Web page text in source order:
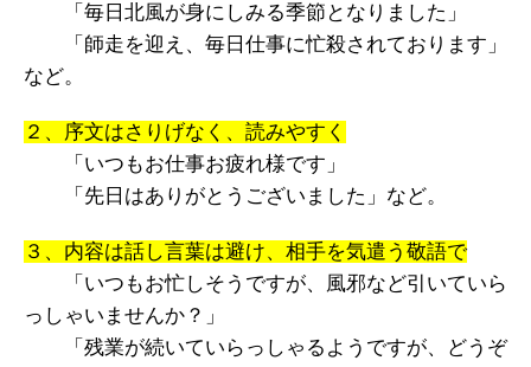
「毎日北風が身にしみる季節となりました」
「師走を迎え、毎日仕事に忙殺されております」
など。
２、序文はさりげなく、読みやすく
「いつもお仕事お疲れ様です」
「先日はありがとうございました」など。
３、内容は話し言葉は避け、相手を気遣う敬語で
「いつもお忙しそうですが、風邪など引いていら
っしゃいませんか？」
「残業が続いていらっしゃるようですが、どうぞ